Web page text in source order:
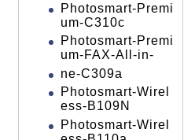
Photosmart-Premi
um-C310c
Photosmart-Premi
um-FAX-All-in-
ne-C309a
Photosmart-Wirel
ess-B109N
Photosmart-Wirel